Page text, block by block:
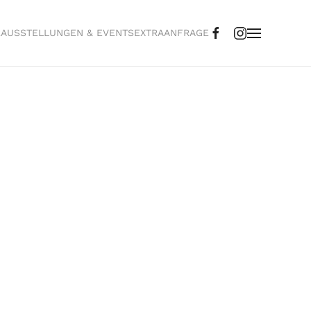
AUSSTELLUNGEN & EVENTSEXTRAANFRAGE